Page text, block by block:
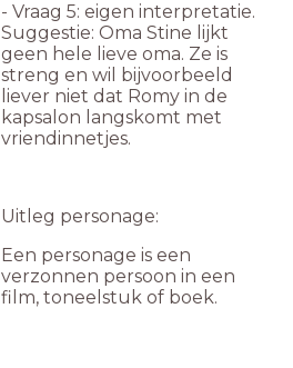
- Vraag 5: eigen interpretatie.
Suggestie: Oma Stine lijkt
geen hele lieve oma. Ze is
streng en wil bijvoorbeeld
liever niet dat Romy in de
kapsalon langskomt met
vriendinnetjes.
Uitleg personage:
Een personage is een
verzonnen persoon in een
film, toneelstuk of boek.